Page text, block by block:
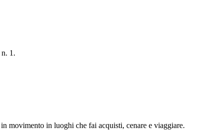
1.
movimento in luoghi che fai acquisti, cenare e viaggiare.